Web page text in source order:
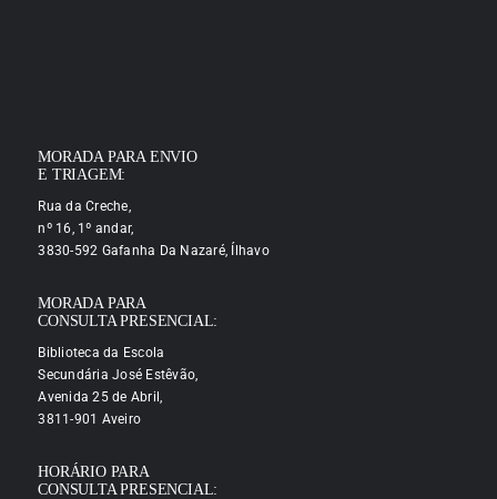
MORADA PARA ENVIO
E TRIAGEM:
Rua da Creche,
nº 16, 1º andar,
3830-592 Gafanha Da Nazaré, Ílhavo
MORADA PARA
CONSULTA PRESENCIAL:
Biblioteca da Escola
Secundária José Estêvão,
Avenida 25 de Abril,
3811-901 Aveiro
HORÁRIO PARA
CONSULTA PRESENCIAL: